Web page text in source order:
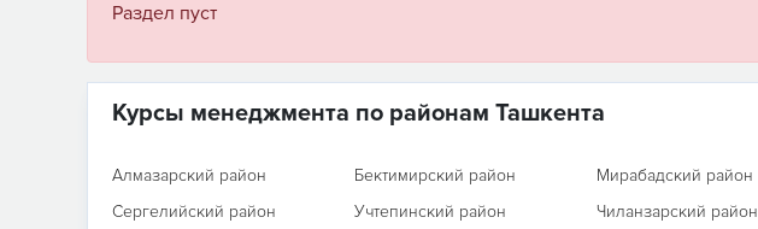
Раздел пуст
Курсы менеджмента по районам Ташкента
Алмазарский район Бектимирский район Мирабадский район
Сергелийский район
Учтепинский район Чиланзарский район